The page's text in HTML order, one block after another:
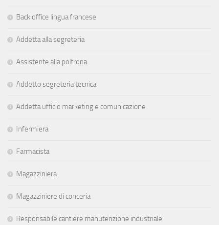
Back office lingua francese
Addetta alla segreteria
Assistente alla poltrona
Addetto segreteria tecnica
Addetta ufficio marketing e comunicazione
Infermiera
Farmacista
Magazziniera
Magazziniere di conceria
Responsabile cantiere manutenzione industriale